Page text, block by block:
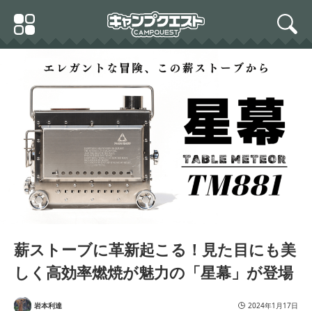
Primary
Menu
search
薪ストーブに革新起こる！見た目にも美
しく高効率燃焼が魅力の「星幕」が登場
岩本利達 2024年1月17日